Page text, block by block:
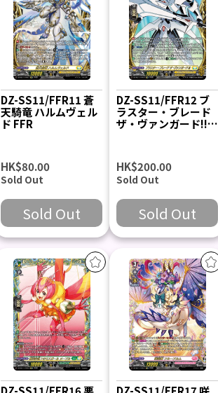
DZ-SS11/FFR11 蒼
天騎竜 ハルムヴェル
ド FFR
HK$80.00
Sold Out
Sold Out
DZ-SS11/FFR12 ブ
ラスター・ブレード
ザ・ヴァンガード!!!
HK$200.00
Sold Out
Sold Out